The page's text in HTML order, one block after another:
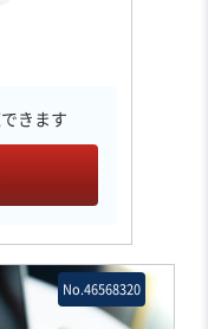
きます
No.46568320